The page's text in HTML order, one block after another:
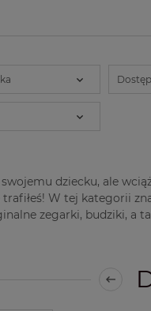
swojemu dziecku, ale
W tej kategorii
zegarki, budziki, a